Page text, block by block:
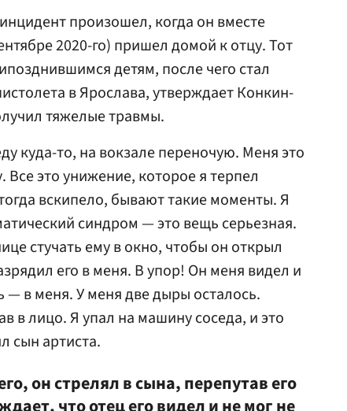
произошел, когда он вместе
2020-го) пришел домой к отцу. Тот
детям, после чего стал
в Ярослава, утверждает Конкин-
тяжелые травмы.
куда-то, на вокзале переночую. Меня это
это унижение, которое я терпел
вскипело, бывают такие моменты. Я
синдром — это вещь серьезная.
стучать ему в окно, чтобы он открыл
его в меня. В упор! Он меня видел и
— в меня. У меня две дыры осталось.
в лицо. Я упал на машину соседа, и это
сын артиста.
он стрелял в сына, перепутав его